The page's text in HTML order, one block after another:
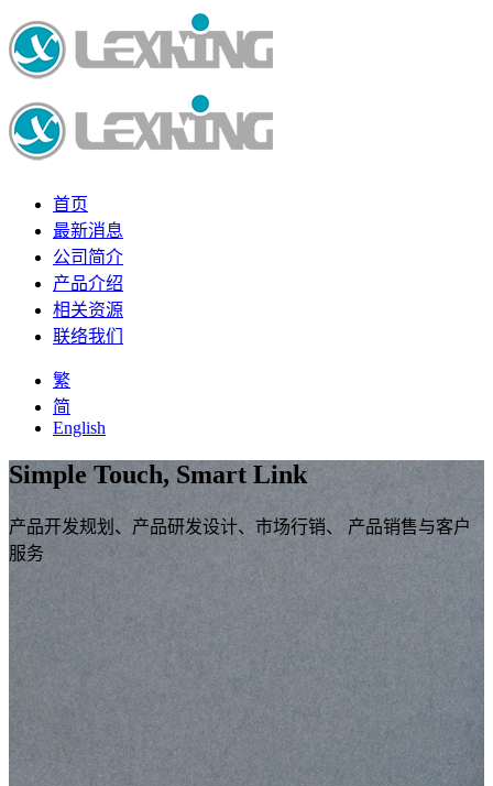
首页
最新消息
公司简介
产品介绍
相关资源
联络我们
繁
简
English
Simple Touch, Smart Link
产品开发规划、产品研发设计、市场行销、 产品销售与客户
服务